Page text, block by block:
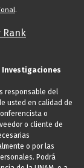
.
Investigaciones
responsable del
usted en calidad de
o
o cliente de
o por las
Podrá